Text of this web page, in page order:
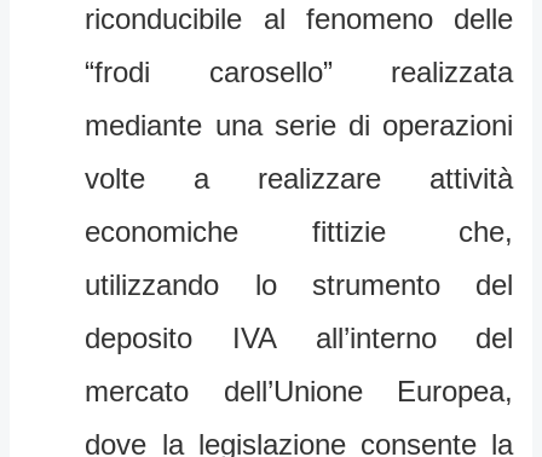
riconducibile al fenomeno delle
“frodi carosello” realizzata
mediante una serie di operazioni
volte a realizzare attività
economiche fittizie che,
utilizzando lo strumento del
deposito IVA all’interno del
mercato dell’Unione Europea,
dove la legislazione consente la